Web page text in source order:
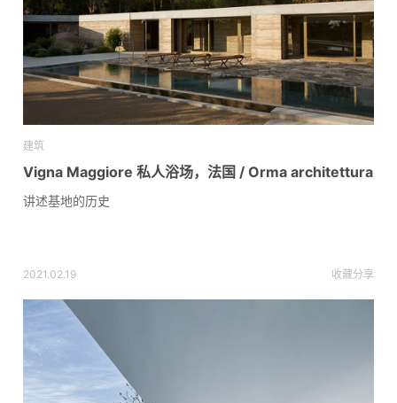
建筑
Vigna Maggiore 私人浴场，法国 / Orma architettura
讲述基地的历史
2021.02.19 收藏分享